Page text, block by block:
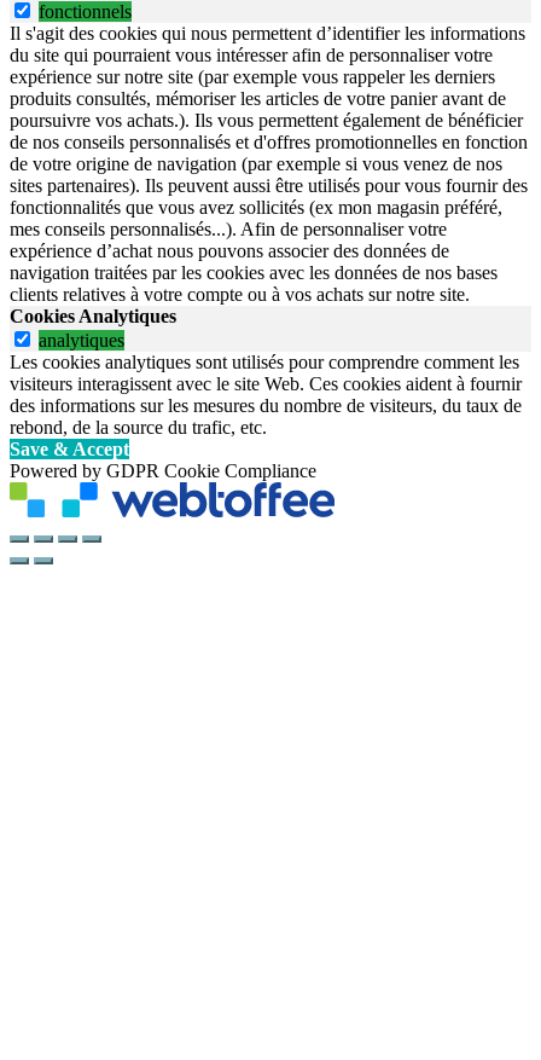
fonctionnels
Il s'agit des cookies qui nous permettent d’identifier les informations
du site qui pourraient vous intéresser afin de personnaliser votre
expérience sur notre site (par exemple vous rappeler les derniers
produits consultés, mémoriser les articles de votre panier avant de
poursuivre vos achats.). Ils vous permettent également de bénéficier
de nos conseils personnalisés et d'offres promotionnelles en fonction
de votre origine de navigation (par exemple si vous venez de nos
sites partenaires). Ils peuvent aussi être utilisés pour vous fournir des
fonctionnalités que vous avez sollicités (ex mon magasin préféré,
mes conseils personnalisés...). Afin de personnaliser votre
expérience d’achat nous pouvons associer des données de
navigation traitées par les cookies avec les données de nos bases
clients relatives à votre compte ou à vos achats sur notre site.
Cookies Analytiques
analytiques
Les cookies analytiques sont utilisés pour comprendre comment les
visiteurs interagissent avec le site Web. Ces cookies aident à fournir
des informations sur les mesures du nombre de visiteurs, du taux de
rebond, de la source du trafic, etc.
Save & Accept
Powered by GDPR Cookie Compliance